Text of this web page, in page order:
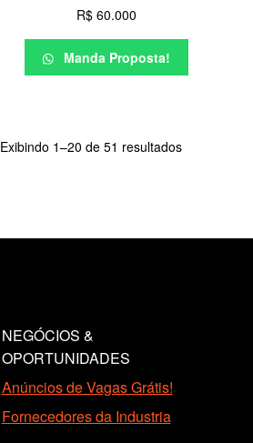
R$ 60.000
Manda Proposta!
Exibindo 1–20 de 51 resultadosClassificado
NEGÓCIOS &
OPORTUNIDADES
Anúncios de Vagas Grátis!
Fornecedores da Industria